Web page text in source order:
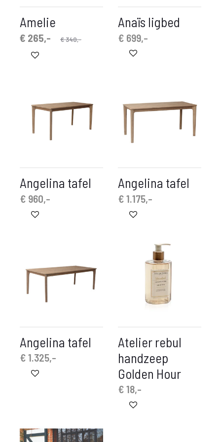
Amelie
€340,-
prijs
€ 265,-
Anaïs ligbed
€ 699,-
Angelina tafel
€ 960,-
Angelina tafel
€1.175,-
Angelina tafel
€1.325,-
Atelier rebul
handzeep
Golden Hour
€18,-